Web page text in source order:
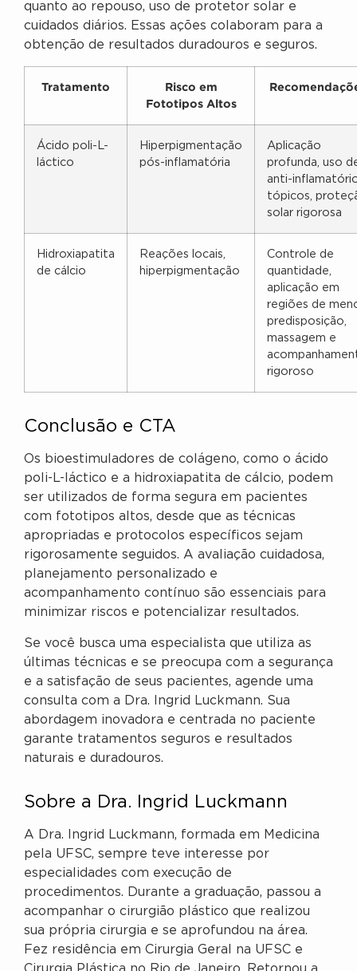
quanto ao repouso, uso de protetor solar e
cuidados diários. Essas ações colaboram para a
obtenção de resultados duradouros e seguros.
Tratamento
Risco em
Fototipos Altos
Ácido poli-L-
láctico
Hiperpigmentação
pós-inflamatória
Aplicação
profunda, uso
anti-
tópicos,
solar rigorosa
Hidroxiapatita
de cálcio
Reações locais,
hiperpigmentação
Controle de
quantidade,
aplicação em
regiões de
predisposição,
massagem e
rigoroso
Conclusão e CTA
Os bioestimuladores de colágeno, como o ácido
poli-L-láctico e a hidroxiapatita de cálcio, podem
ser utilizados de forma segura em pacientes
com fototipos altos, desde que as técnicas
apropriadas e protocolos específicos sejam
rigorosamente seguidos. A avaliação cuidadosa,
planejamento personalizado e
acompanhamento contínuo são essenciais para
minimizar riscos e potencializar resultados.
Se você busca uma especialista que utiliza as
últimas técnicas e se preocupa com a segurança
e a satisfação de seus pacientes, agende uma
consulta com a Dra. Ingrid Luckmann. Sua
abordagem inovadora e centrada no paciente
garante tratamentos seguros e resultados
naturais e duradouros.
Sobre a Dra. Ingrid Luckmann
A Dra. Ingrid Luckmann, formada em Medicina
pela UFSC, sempre teve interesse por
especialidades com execução de
procedimentos. Durante a graduação, passou a
acompanhar o cirurgião plástico que realizou
sua própria cirurgia e se aprofundou na área.
Fez residência em Cirurgia Geral na UFSC e